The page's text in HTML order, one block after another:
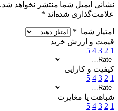
نشانی ایمیل شما منتشر نخواهد شد.
علامت‌گذاری شده‌اند *
امتیاز شما *
قیمت و ارزش خرید
1
2
3
4
5
کیفیت و کارایی
1
2
3
4
5
شباهت یا مغایرت
1
2
3
4
5